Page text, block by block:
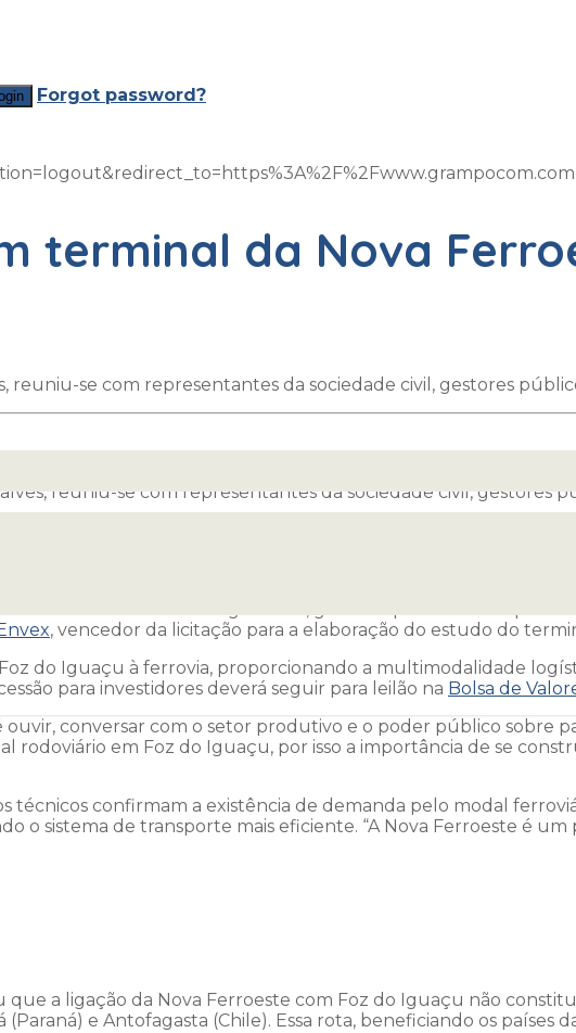
Forgot password?
terminal da Nova
se com representantes da sociedade civil, gestores
reuniu-se com representantes da sociedade civil, gestores
feira, 10. A reunião foi a pedido da Associação Comercial e
da sociedade civil organizada, gestores públicos e
, vencedor da licitação para a elaboração do estudo do
do Iguaçu à ferrovia, proporcionando a multimodalidade
para investidores deverá seguir para leilão na Bolsa de
conversar com o setor produtivo e o poder público sobre
rodoviário em Foz do Iguaçu, por isso a importância de se
técnicos confirmam a existência de demanda pelo modal
o sistema de transporte mais eficiente. “A Nova Ferroeste é
que a ligação da Nova Ferroeste com Foz do Iguaçu não
e Antofagasta (Chile). Essa rota, beneficiando os